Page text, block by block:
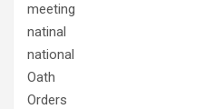
meeting
natinal
national
Oath
Orders